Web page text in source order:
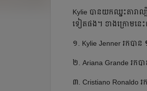
​Kylie បាន​យក​ឈ្នះ​តារា​
ទៀត​ផង។ ខាង​ក្រោម​នេះ​
១. Kylie Jenner រក​បាន​
២. Ariana Grande រក​បា
៣. Cristiano Ronaldo រ